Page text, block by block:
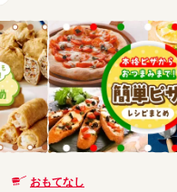
おもてなし